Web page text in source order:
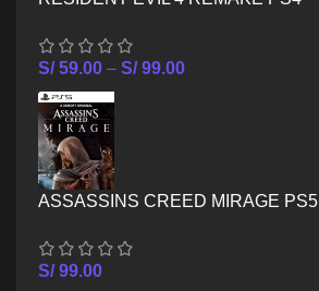
S/59.00 – S/99.00
ASSASSINS CREED MIRAGE PS5
S/99.00